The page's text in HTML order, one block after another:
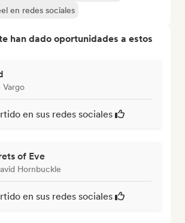
en redes sociales
han dado oportunidades a estos
Vargo
en sus redes sociales
of Eve
Hornbuckle
en sus redes sociales